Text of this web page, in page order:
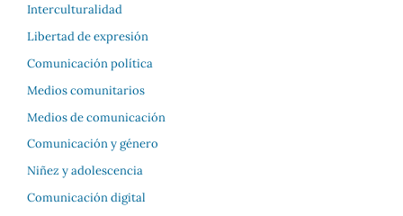
Interculturalidad
Libertad de expresión
Comunicación política
Medios comunitarios
Medios de comunicación
Comunicación y género
Niñez y adolescencia
Comunicación digital